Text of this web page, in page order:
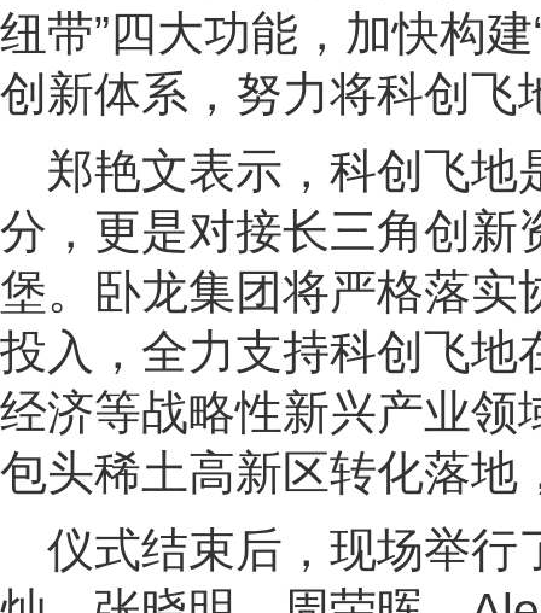
纽带”四大功能，加快
创新体系，努力将科创飞
郑艳文表示，科创飞地
分，更是对接长三角创新
堡。卧龙集团将严格落实
投入，全力支持科创飞地
经济等战略性新兴产业领
包头稀土高新区转化落地
仪式结束后，现场举行